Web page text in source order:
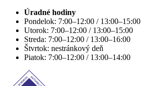
Úradné hodiny
Pondelok: 7:00–12:00 / 13:00–15:00
Utorok: 7:00–12:00 / 13:00–15:00
Streda: 7:00–12:00 / 13:00–16:00
Štvrtok: nestránkový deň
Piatok: 7:00–12:00 / 13:00–14:00